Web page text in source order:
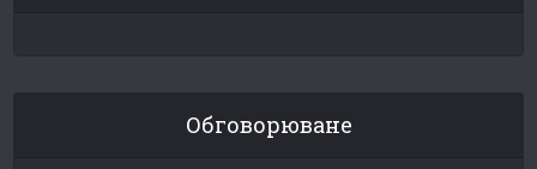
Обговорюване